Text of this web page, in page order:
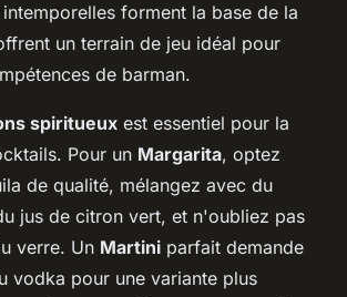
forment la base de la
un terrain de jeu idéal pour
de barman.
spiritueux est essentiel pour la
Pour un Margarita, optez
de qualité, mélangez avec du
jus de citron vert, et n'oubliez pas
verre. Un Martini parfait demande
vodka pour une variante plus